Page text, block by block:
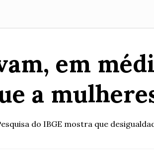
em
a
do IBGE mostra que